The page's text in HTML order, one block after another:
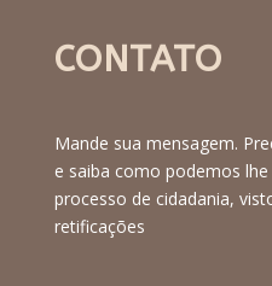
CONTATO
Mande sua mensagem.
e saiba como podemos
processo de cidadania,
retificações